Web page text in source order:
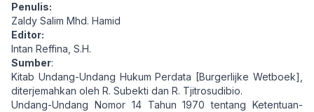
Penulis:
Zaldy Salim Mhd. Hamid
Editor:
Intan Reffina, S.H.
Sumber:
Kitab Undang-Undang Hukum Perdata [Burgerlijke Wetboek],
diterjemahkan oleh R. Subekti dan R. Tjitrosudibio.
Undang-Undang Nomor 14 Tahun 1970 tentang Ketentuan-